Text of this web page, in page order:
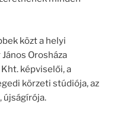
közt a helyi
Orosháza
képviselői, a
körzeti stúdiója, az
újságírója.